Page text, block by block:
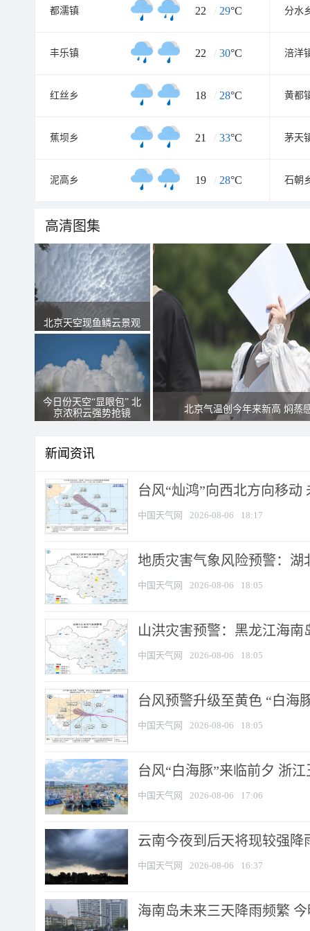
都濡镇 22 / 29°C 分水
丰乐镇 22 / 30°C 涪洋
红丝乡 18 / 28°C 黄都
蕉坝乡 21 / 33°C 茅天
泥高乡 19 / 28°C 石朝
高清图集
北京天空现鱼鳞云景观
今日份天空“显眼包” 北
京浓积云强势抢镜
北京气温创今年来新高 焖蒸
新闻资讯
台风“灿鸿”向西北方向移动
中国天气网 2026-08-06 18:17
地质灾害气象风险预警：湖
中国天气网 2026-08-06 18:05
山洪灾害预警：黑龙江海
中国天气网 2026-08-06 18:05
台风预警升级至黄色 “白海
中国天气网 2026-08-06 18:05
台风“白海豚”来临前夕 浙
中国天气网 2026-08-06 17:06
云南今夜到后天将现较强降
中国天气网 2026-08-06 16:37
海南岛未来三天降雨频繁